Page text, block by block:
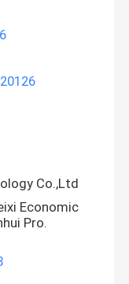
Co.,Ltd
Economic
Pro.